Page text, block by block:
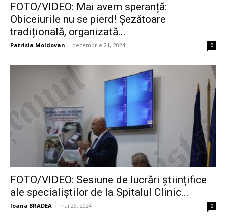
FOTO/VIDEO: Mai avem speranță:
Obiceiurile nu se pierd! Șezătoare
tradițională, organizată...
Patrisia Moldovan - decembrie 21, 2024 0
FOTO/VIDEO: Sesiune de lucrări științifice
ale specialiștilor de la Spitalul Clinic...
Ioana BRADEA - mai 29, 2024 0